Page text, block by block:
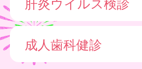
成人歯科健診